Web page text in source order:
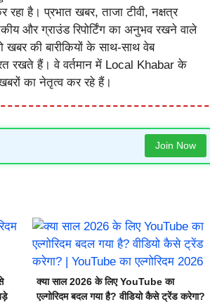
है। प्रभात खबर, ताजा टीवी, नक्षत्र
और ग्राउंड रिपोर्टिंग का अनुभव रखने वाले
की बारीकियों के साथ-साथ वेब
रखते हैं। वे वर्तमान में Local Khabar के
का नेतृत्व कर रहे हैं।
Join Now
क्या साल 2026 के लिए YouTube का
एल्गोरिदम बदल गया है? वीडियो कैसे ट्रेंड करेगा?